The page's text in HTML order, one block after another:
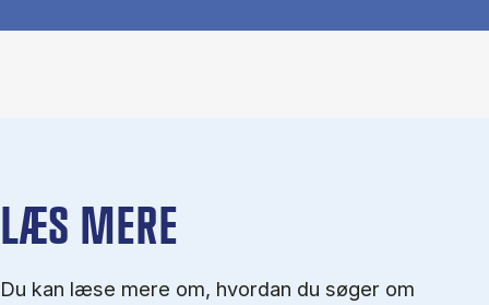
LÆS MERE
Du kan læse mere om, hvordan du søger om